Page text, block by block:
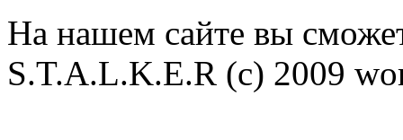
На нашем сайте вы
S.T.A.L.K.E.R (с) 2009